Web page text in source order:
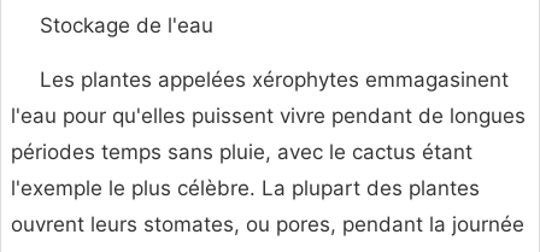
Stockage de l'eau
Les plantes appelées xérophytes emmagasinent
l'eau pour qu'elles puissent vivre pendant de longues
périodes temps sans pluie, avec le cactus étant
l'exemple le plus célèbre. La plupart des plantes
ouvrent leurs stomates, ou pores, pendant la journée